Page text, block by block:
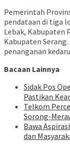
Pemerintah
pendataan di tiga
Lebak, Kabupaten
Kabupaten
penanganan
Bacaan Lainnya
Sidak Pos
Pastikan
Telkom
Sorong-
Bawa
dan